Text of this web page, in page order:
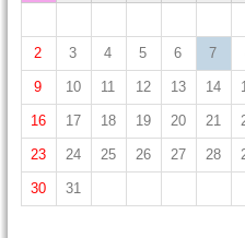
2 3 4 5 6 7
9 10 11 12 13 14
16 17 18 19 20 21
23 24 25 26 27 28
30 31